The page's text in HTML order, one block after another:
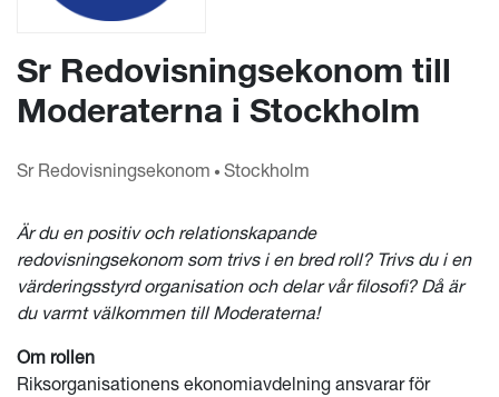
Sr Redovisningsekonom till
Moderaterna i Stockholm
Sr Redovisningsekonom • Stockholm
Är du en positiv och relationskapande
redovisningsekonom som trivs i en bred roll? Trivs du i en
värderingsstyrd organisation och delar vår filosofi? Då är
du varmt välkommen till Moderaterna!
Om rollen
Riksorganisationens ekonomiavdelning ansvarar för